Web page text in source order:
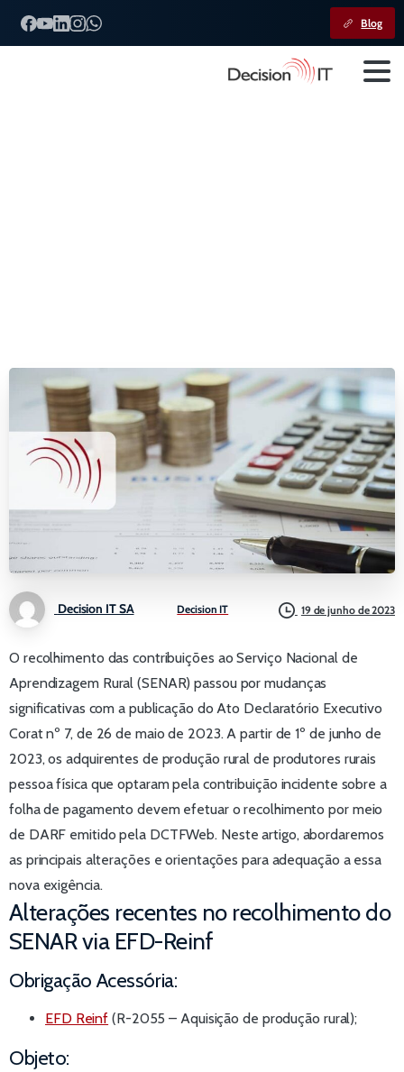
Blog
Decision IT SA Decision IT 19 de junho de 2023
O recolhimento das contribuições ao Serviço Nacional de
Aprendizagem Rural (SENAR) passou por mudanças
significativas com a publicação do Ato Declaratório Executivo
Corat nº 7, de 26 de maio de 2023. A partir de 1º de junho de
2023, os adquirentes de produção rural de produtores rurais
pessoa física que optaram pela contribuição incidente sobre a
folha de pagamento devem efetuar o recolhimento por meio
de DARF emitido pela DCTFWeb. Neste artigo, abordaremos
as principais alterações e orientações para adequação a essa
nova exigência.
Alterações recentes no recolhimento do
SENAR via EFD-Reinf
Obrigação Acessória:
EFD Reinf (R-2055 – Aquisição de produção rural);
Objeto:​